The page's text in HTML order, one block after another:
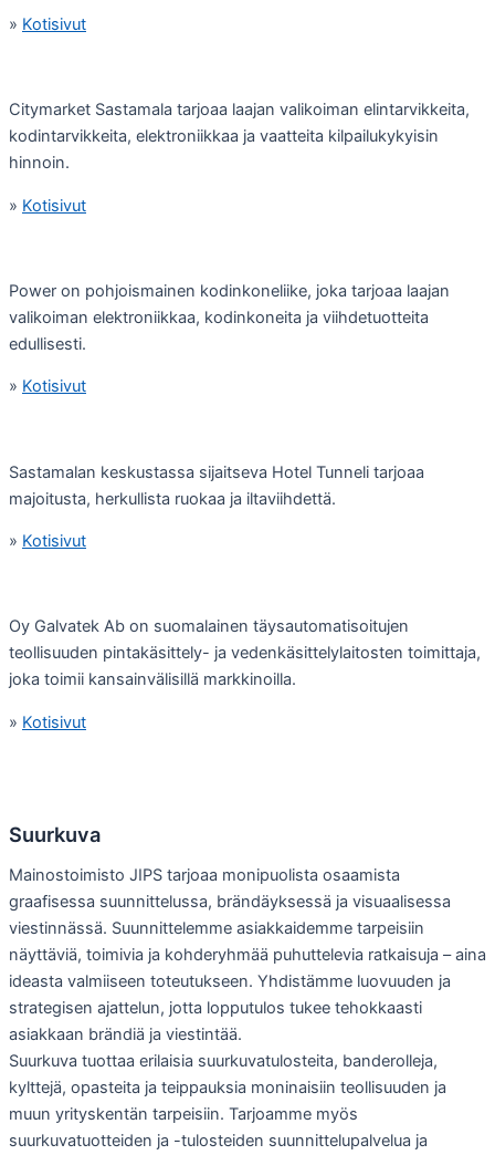
» Kotisivut
Citymarket Sastamala tarjoaa laajan valikoiman elintarvikkeita,
kodintarvikkeita, elektroniikkaa ja vaatteita kilpailukykyisin
hinnoin.
» Kotisivut
Power on pohjoismainen kodinkoneliike, joka tarjoaa laajan
valikoiman elektroniikkaa, kodinkoneita ja viihdetuotteita
edullisesti.
» Kotisivut
Sastamalan keskustassa sijaitseva Hotel Tunneli tarjoaa
majoitusta, herkullista ruokaa ja iltaviihdettä.
» Kotisivut
Oy Galvatek Ab on suomalainen täysautomatisoitujen
teollisuuden pintakäsittely- ja vedenkäsittelylaitosten toimittaja,
joka toimii kansainvälisillä markkinoilla.
» Kotisivut
Suurkuva
Mainostoimisto JIPS tarjoaa monipuolista osaamista
graafisessa suunnittelussa, brändäyksessä ja visuaalisessa
viestinnässä. Suunnittelemme asiakkaidemme tarpeisiin
näyttäviä, toimivia ja kohderyhmää puhuttelevia ratkaisuja – aina
ideasta valmiiseen toteutukseen. Yhdistämme luovuuden ja
strategisen ajattelun, jotta lopputulos tukee tehokkaasti
asiakkaan brändiä ja viestintää.
Suurkuva tuottaa erilaisia suurkuvatulosteita, banderolleja,
kylttejä, opasteita ja teippauksia moninaisiin teollisuuden ja
muun yrityskentän tarpeisiin. Tarjoamme myös
suurkuvatuotteiden ja -tulosteiden suunnittelupalvelua ja